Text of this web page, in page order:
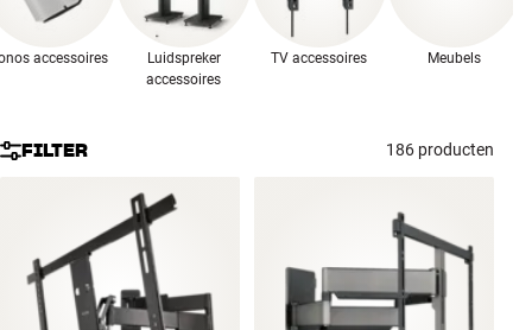
Kabels
Accessoires
INSPIRATIE
MERKEN
accessoires
Luidspreker
accessoires
TV accessoires Meubels
FILTER 186 producten